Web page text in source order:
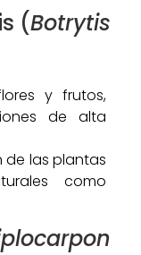
(Botrytis
y frutos,
de alta
de las plantas
como